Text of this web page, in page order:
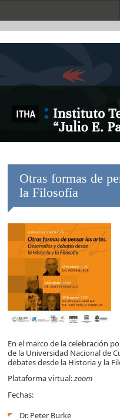
Otras formas de
la Filosofía
En el marco de la celebración
de la Universidad Nacional de
debates desde la Historia y la
Plataforma virtual:zoom
Fechas:
Dr. Peter Burke